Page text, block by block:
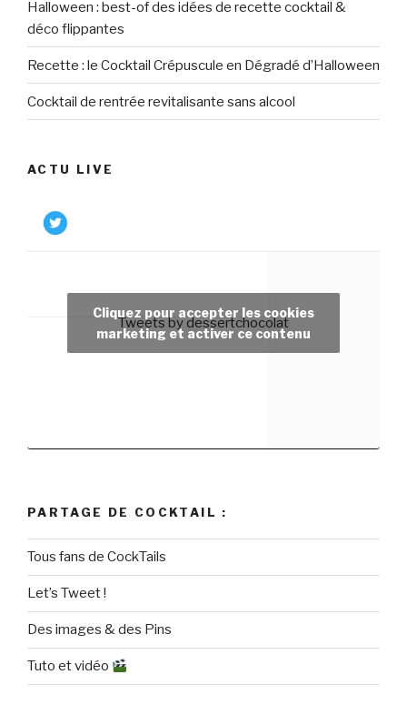
Halloween : best-of des idées de recette cocktail &
déco flippantes
Recette : le Cocktail Crépuscule en Dégradé d’Halloween
Cocktail de rentrée revitalisante sans alcool
ACTU LIVE
Tweets by dessertchocolat
Cliquez pour accepter les cookies
marketing et activer ce contenu
PARTAGE DE COCKTAIL :
Tous fans de CockTails
Let’s Tweet !
Des images & des Pins
Tuto et vidéo